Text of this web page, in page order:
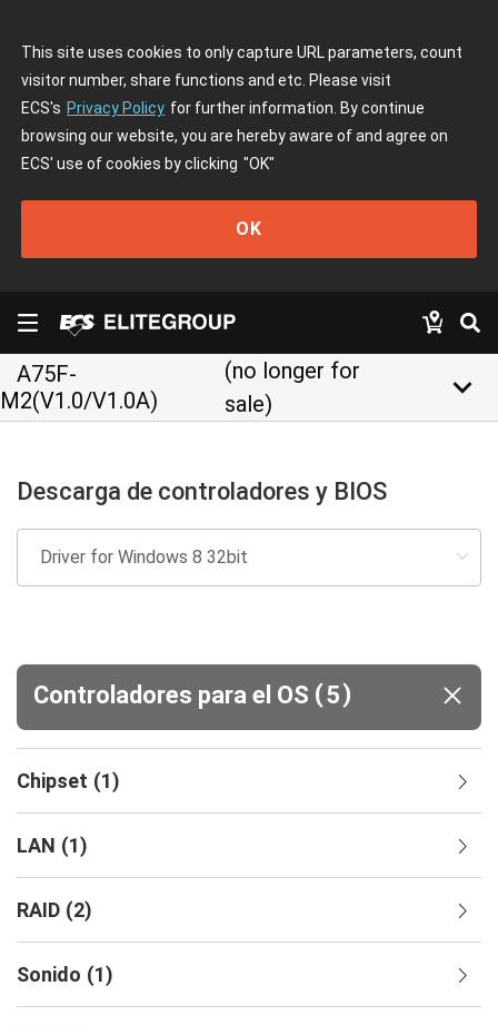
This site uses cookies to only capture URL parameters, count
visitor number, share functions and etc. Please visit
ECS's Privacy Policy for further information. By continue
browsing our website, you are hereby aware of and agree on
ECS' use of cookies by clicking "OK"
OK
A75F-
M2(V1.0/V1.0A)
(no longer for
sale)
keyboard_arrow_down
Descarga de controladores y BIOS
Controladores para el OS (5)
Chipset (1)
LAN (1)
RAID (2)
Sonido (1)